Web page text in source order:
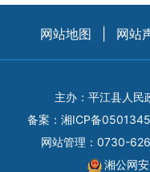
网站地图 网站
主办：平江县人民
备案： 湘ICP备
网站管理：0730-
湘公网